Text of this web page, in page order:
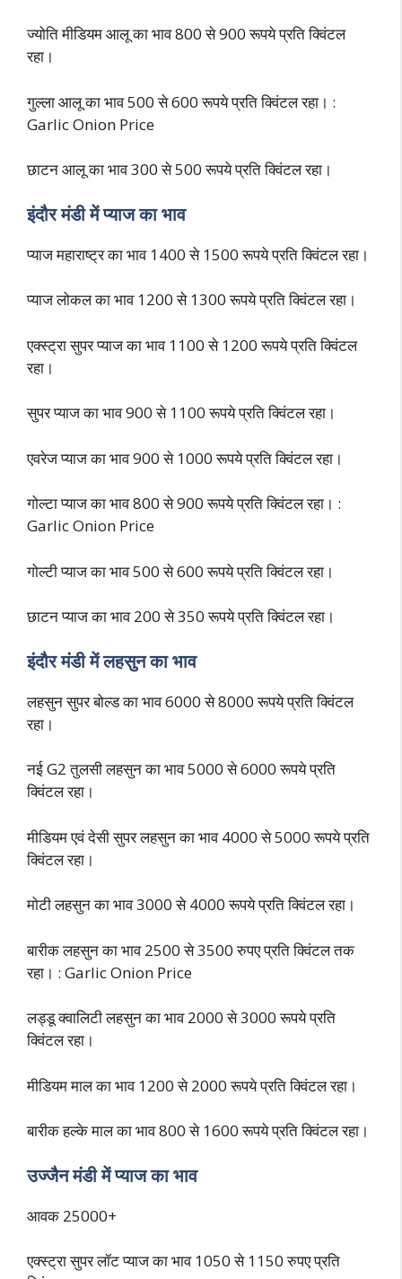
ज्योति मीडियम आलू का भाव 800 से 900 रूपये प्रति क्विंटल
रहा।
गुल्ला आलू का भाव 500 से 600 रूपये प्रति क्विंटल रहा। :
Garlic Onion Price
छाटन आलू का भाव 300 से 500 रूपये प्रति क्विंटल रहा।
इंदौर मंडी में प्याज का भाव
प्याज महाराष्ट्र का भाव 1400 से 1500 रूपये प्रति क्विंटल रहा।
प्याज लोकल का भाव 1200 से 1300 रूपये प्रति क्विंटल रहा।
एक्स्ट्रा सुपर प्याज का भाव 1100 से 1200 रूपये प्रति क्विंटल
रहा।
सुपर प्याज का भाव 900 से 1100 रूपये प्रति क्विंटल रहा।
एवरेज प्याज का भाव 900 से 1000 रूपये प्रति क्विंटल रहा।
गोल्टा प्याज का भाव 800 से 900 रूपये प्रति क्विंटल रहा। :
Garlic Onion Price
गोल्टी प्याज का भाव 500 से 600 रूपये प्रति क्विंटल रहा।
छाटन प्याज का भाव 200 से 350 रूपये प्रति क्विंटल रहा।
इंदौर मंडी में लहसुन का भाव
लहसुन सुपर बोल्ड का भाव 6000 से 8000 रूपये प्रति क्विंटल
रहा।
नई G2 तुलसी लहसुन का भाव 5000 से 6000 रूपये प्रति
क्विंटल रहा।
मीडियम एवं देसी सुपर लहसुन का भाव 4000 से 5000 रूपये प्रति
क्विंटल रहा।
मोटी लहसुन का भाव 3000 से 4000 रूपये प्रति क्विंटल रहा।
बारीक लहसुन का भाव 2500 से 3500 रुपए प्रति क्विंटल तक
रहा। : Garlic Onion Price
लड्डू क्वालिटी लहसुन का भाव 2000 से 3000 रूपये प्रति
क्विंटल रहा।
मीडियम माल का भाव 1200 से 2000 रूपये प्रति क्विंटल रहा।
बारीक हल्के माल का भाव 800 से 1600 रूपये प्रति क्विंटल रहा।
उज्जैन मंडी में प्याज का भाव
आवक 25000+
एक्स्ट्रा सुपर लॉट प्याज का भाव 1050 से 1150 रुपए प्रति